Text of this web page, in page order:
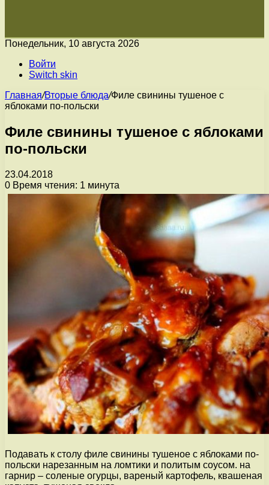
Понедельник, 10 августа 2026
Войти
Switch skin
Главная/Вторые блюда/Филе свинины тушеное с
яблоками по-польски
Филе свинины тушеное с яблоками
по-польски
23.04.2018
0 Время чтения: 1 минута
Подавать к столу филе свинины тушеное с яблоками по-
польски нарезанным на ломтики и политым соусом. на
гарнир – соленые огурцы, вареный картофель, квашеная